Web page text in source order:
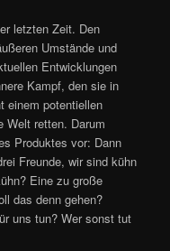
letzten Zeit. Den
Umstände und
Entwicklungen
Kampf, den sie in
einem potentiellen
Welt retten. Darum
Produktes vor: Dann
Freunde, wir sind kühn
Eine zu große
das denn gehen?
uns tun? Wer sonst tut